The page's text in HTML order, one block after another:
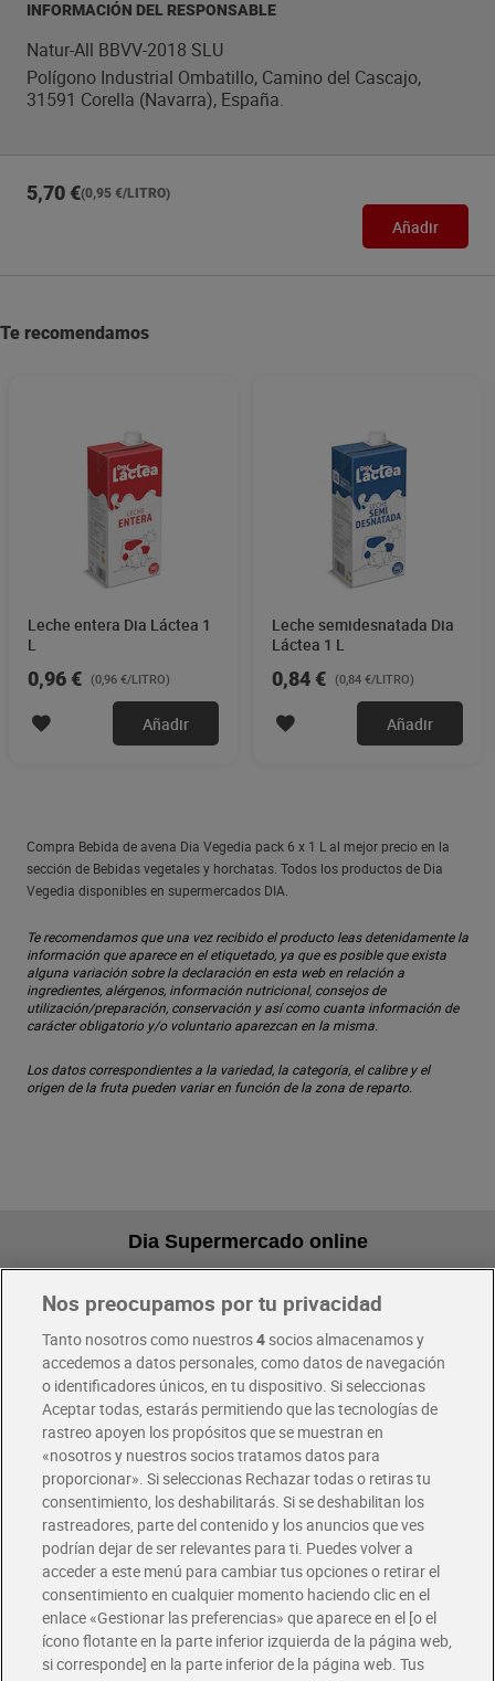
INFORMACIÓN DEL RESPONSABLE
Natur-All BBVV-2018 SLU
Polígono Industrial Ombatillo, Camino del Cascajo,
31591 Corella (Navarra), España.
5,70 €(0,95 €/LITRO)
Añadir
Te recomendamos
Leche entera Dia Láctea 1
L
0,96 € (0,96 €/LITRO)
Añadir
Leche semidesnatada Dia
Láctea 1 L
0,84 € (0,84 €/LITRO)
Añadir
Compra Bebida de avena Dia Vegedia pack 6 x 1 L al mejor precio en la
sección de Bebidas vegetales y horchatas. Todos los productos de Dia
Vegedia disponibles en supermercados DIA.
Te recomendamos que una vez recibido el producto leas detenidamente la
información que aparece en el etiquetado, ya que es posible que exista
alguna variación sobre la declaración en esta web en relación a
ingredientes, alérgenos, información nutricional, consejos de
utilización/preparación, conservación y así como cuanta información de
carácter obligatorio y/o voluntario aparezcan en la misma.
Los datos correspondientes a la variedad, la categoría, el calibre y el
origen de la fruta pueden variar en función de la zona de reparto.
Dia Supermercado online
Pide hoy, recibe hoy
Envío gratis por compras superiores a 100€
Envío estandar por 4,99€
Glovo y Uber Eats
Solicita tu factura de Glovo o Uber Eats
Únete al CLUB Dia
Disfruta las ventajas y ofertas exclusivas.
Descárgate la APP Dia
Folletos y Tiendas
Descubre las mejores ofertas y busca tu tienda más cercana
Nos preocupamos por tu privacidad
Tanto nosotros como nuestros4socios almacenamos y
accedemos a datos personales, como datos de navegación
o identificadores únicos, en tu dispositivo. Si seleccionas
Aceptar todas, estarás permitiendo que las tecnologías de
rastreo apoyen los propósitos que se muestran en
«nosotros y nuestros socios tratamos datos para
proporcionar». Si seleccionas Rechazar todas o retiras tu
consentimiento, los deshabilitarás. Si se deshabilitan los
rastreadores, parte del contenido y los anuncios que ves
podrían dejar de ser relevantes para ti. Puedes volver a
acceder a este menú para cambiar tus opciones o retirar el
consentimiento en cualquier momento haciendo clic en el
enlace «Gestionar las preferencias» que aparece en el [o el
ícono flotante en la parte inferior izquierda de la página web,
si corresponde] en la parte inferior de la página web. Tus